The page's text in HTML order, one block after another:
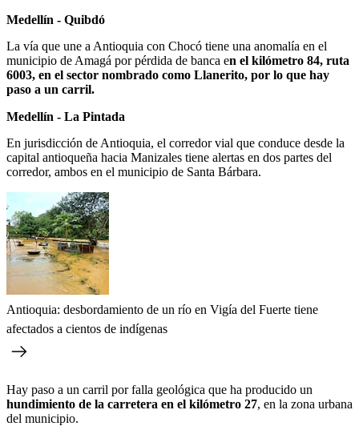
Medellín - Quibdó
La vía que une a Antioquia con Chocó tiene una anomalía en el
municipio de Amagá por pérdida de banca en el kilómetro 84, ruta
6003, en el sector nombrado como Llanerito, por lo que hay
paso a un carril.
Medellín - La Pintada
En jurisdicción de Antioquia, el corredor vial que conduce desde la
capital antioqueña hacia Manizales tiene alertas en dos partes del
corredor, ambos en el municipio de Santa Bárbara.
Antioquia: desbordamiento de un río en Vigía del Fuerte tiene
afectados a cientos de indígenas
Hay paso a un carril por falla geológica que ha producido un
hundimiento de la carretera en el kilómetro 27, en la zona urbana
del municipio.